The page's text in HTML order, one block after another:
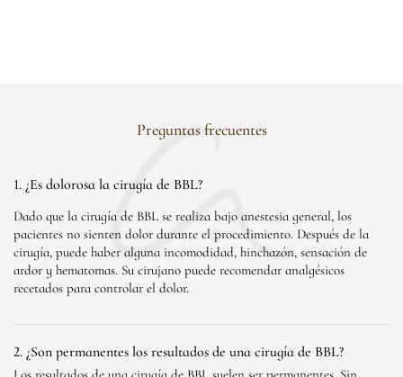
Preguntas frecuentes
1. ¿Es dolorosa la cirugía de BBL?
Dado que la cirugía de BBL se realiza bajo anestesia general, los
pacientes no sienten dolor durante el procedimiento. Después de la
cirugía, puede haber alguna incomodidad, hinchazón, sensación de
ardor y hematomas. Su cirujano puede recomendar analgésicos
recetados para controlar el dolor.
2. ¿Son permanentes los resultados de una cirugía de BBL?